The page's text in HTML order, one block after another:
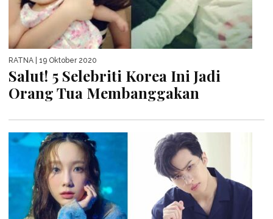
RATNA | 19 Oktober 2020
Salut! 5 Selebriti Korea Ini Jadi
Orang Tua Membanggakan